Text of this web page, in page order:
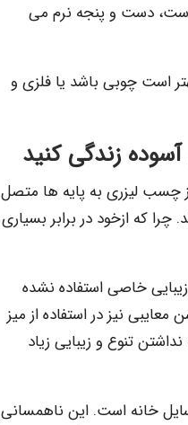
دست و پنجه نرم می
است چوبی باشد یا فلزی و
زندگی کنید
چسب لیزری به پایه ها متصل
که ازخود در برابر بسیاری
خاصی استفاده نشده
نیز در استفاده از میز
تنوع و زیبایی زیاد
خانه است. این ناهمسانی